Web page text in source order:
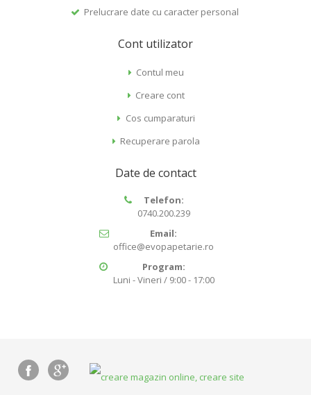
Prelucrare date cu caracter personal
Cont utilizator
Contul meu
Creare cont
Cos cumparaturi
Recuperare parola
Date de contact
Telefon:
0740.200.239
Email:
office@evopapetarie.ro
Program:
Luni - Vineri / 9:00 - 17:00